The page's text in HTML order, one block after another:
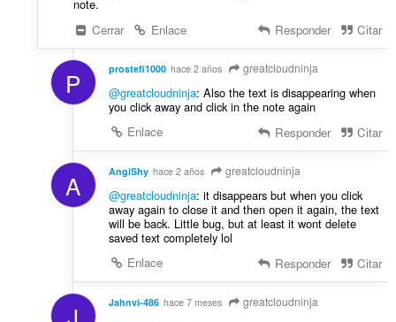
note.
Cerrar
Enlace Responder Citar
P prostefi1000 hace 2 años greatcloudninja
@greatcloudninja: Also the text is disappearing when
you click away and click in the note again
Enlace
Responder Citar
A AngiShy hace 2 años greatcloudninja
@greatcloudninja: it disappears but when you click
away again to close it and then open it again, the text
will be back. Little bug, but at least it wont delete
saved text completely lol
Enlace
Responder Citar
Jahnvi-486 hace 7 meses greatcloudninja